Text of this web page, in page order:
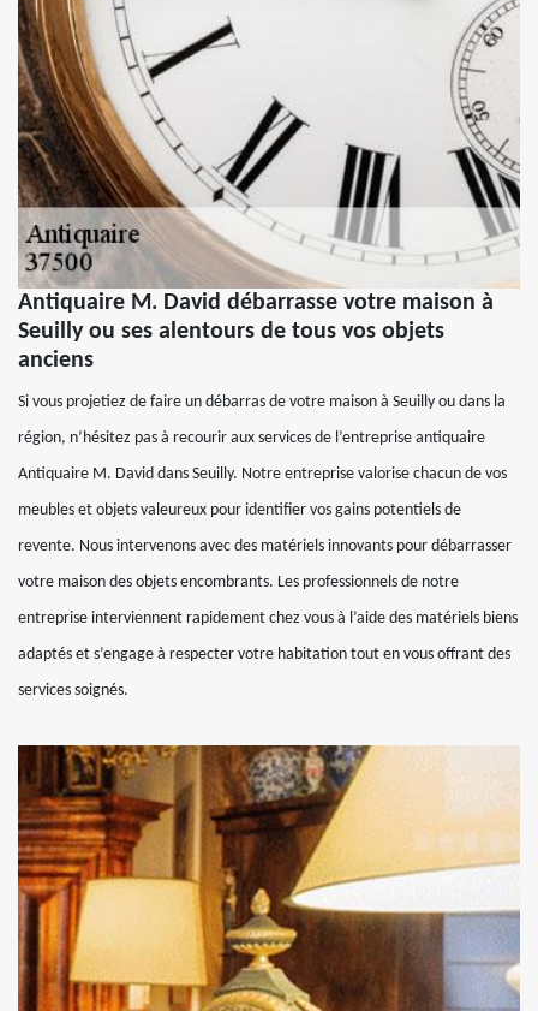
Antiquaire M. David débarrasse votre maison à
Seuilly ou ses alentours de tous vos objets
anciens
Si vous projetiez de faire un débarras de votre maison à Seuilly ou dans la
région, n’hésitez pas à recourir aux services de l’entreprise antiquaire
Antiquaire M. David dans Seuilly. Notre entreprise valorise chacun de vos
meubles et objets valeureux pour identifier vos gains potentiels de
revente. Nous intervenons avec des matériels innovants pour débarrasser
votre maison des objets encombrants. Les professionnels de notre
entreprise interviennent rapidement chez vous à l’aide des matériels biens
adaptés et s’engage à respecter votre habitation tout en vous offrant des
services soignés.